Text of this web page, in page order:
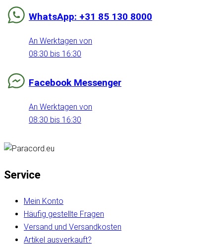
WhatsApp: +31 85 130 8000
An Werktagen von
08:30 bis 16:30
Facebook Messenger
An Werktagen von
08:30 bis 16:30
Service
Mein Konto
Häufig gestellte Fragen
Versand und Versandkosten
Artikel ausverkauft?